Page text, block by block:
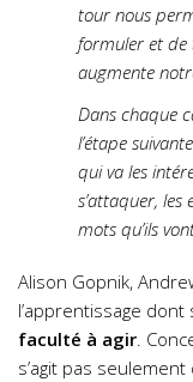
tour nous
formuler et de
augmente
Dans chaque
l’étape
qui va les
s’attaquer, les
mots qu’ils
Alison Gopnik,
l’apprentissage
faculté à agir.
s’agit pas